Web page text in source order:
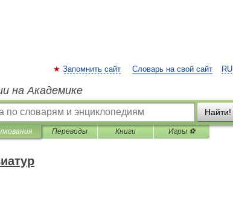
RU
Запомнить сайт Словарь на свой сайт
на Академике
Найти!
Переводы Книги Игры ⚽